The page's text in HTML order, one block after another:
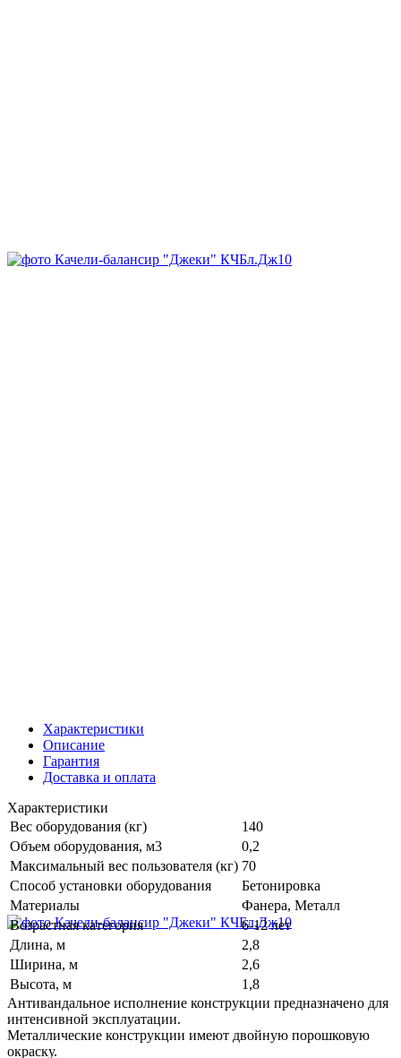
Характеристики
Описание
Гарантия
Доставка и оплата
Характеристики
Вес оборудования (кг)
140
Объем оборудования, м3
0,2
Максимальный вес пользователя (кг) 70
Способ установки оборудования
Бетонировка
Материалы
Фанера, Металл
Возрастная категория
6-12 лет
Длина, м
2,8
Ширина, м
2,6
Высота, м
1,8
Антивандальное исполнение конструкции предназначено для
интенсивной эксплуатации.
Металлические конструкции имеют двойную порошковую
окраску.